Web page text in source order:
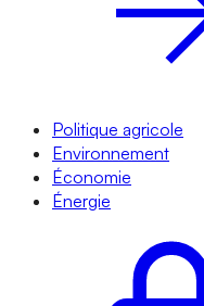
Politique agricole
Environnement
Économie
Énergie